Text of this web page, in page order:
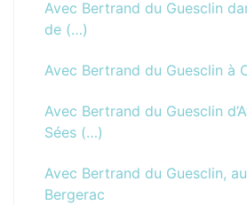
Avec Bertrand du Guesclin
de (…)
Avec Bertrand du Guesclin à
Avec Bertrand du Guesclin
Sées (…)
Avec Bertrand du Guesclin,
Bergerac